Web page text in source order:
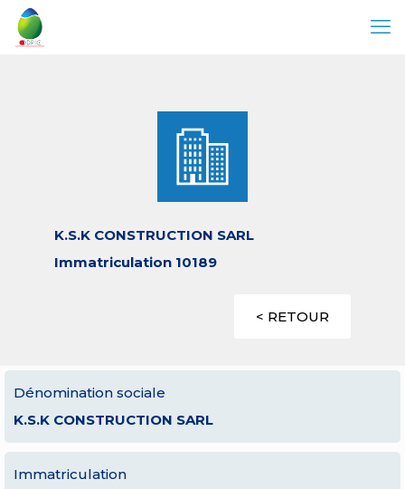
K.S.K CONSTRUCTION SARL
Immatriculation 10189
< RETOUR
Dénomination sociale
K.S.K CONSTRUCTION SARL
Immatriculation